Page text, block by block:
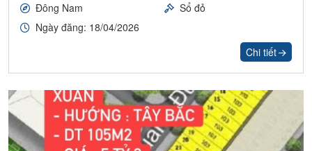
Đông Nam
Sổ đỏ
Ngày đăng: 18/04/2026
Chi tiết